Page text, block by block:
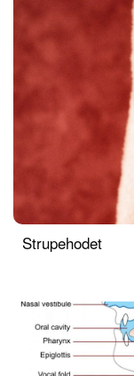
Strupehodet